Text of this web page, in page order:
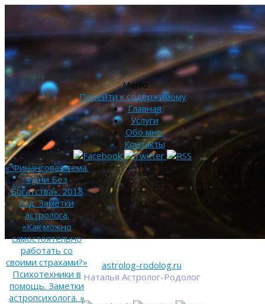
astrolog-rodolog.ru
Наталья Астролог-Родолог
Меню
Перейти к содержимому
Главная
Услуги
Обо мне.
Контакты
«Финансовая тема.
«Дни Без
Богатства». 2018
год. Заметки
астролога.
«Как можно
самостоятельно
работать со
своими страхами?»
Психотехники в
помощь. Заметки
астропсихолога. »